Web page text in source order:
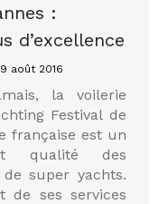
:
d’excellence
août 2016
la voilerie
Festival de
française est un
qualité des
super yachts.
de ses services